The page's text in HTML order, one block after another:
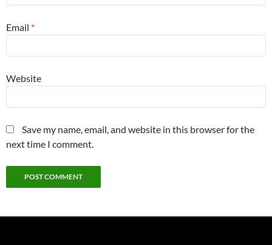
Email *
Website
Save my name, email, and website in this browser for the
next time I comment.